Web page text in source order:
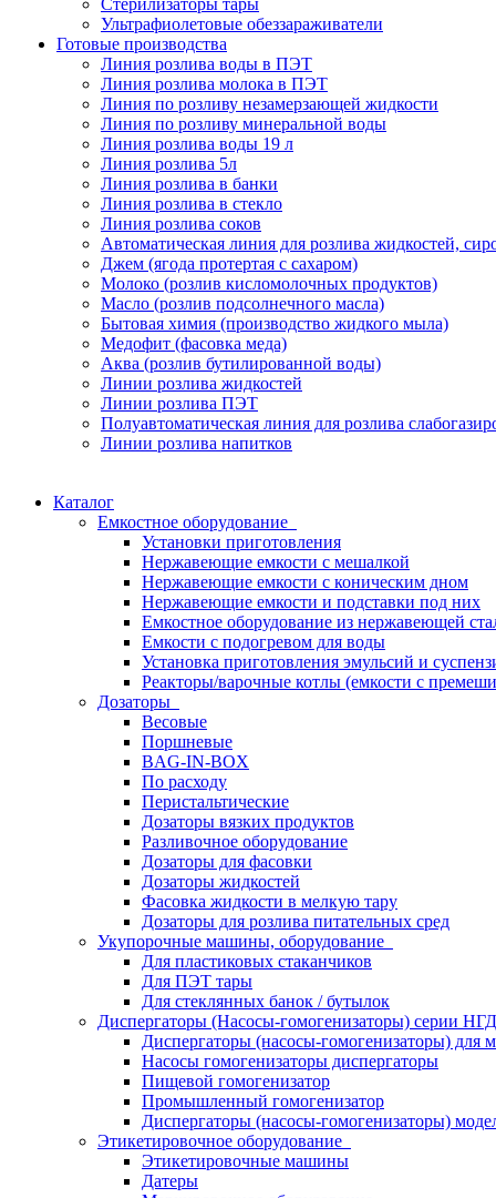
Стерилизаторы тары
Ультрафиолетовые обеззараживатели
Готовые производства
Линия розлива воды в ПЭТ
Линия розлива молока в ПЭТ
Линия по розливу незамерзающей жидкости
Линия по розливу минеральной воды
Линия розлива воды 19 л
Линия розлива 5л
Линия розлива в банки
Линия розлива в стекло
Линия розлива соков
Автоматическая линия для розлива жидкостей,
Джем (ягода протертая с сахаром)
Молоко (розлив кисломолочных продуктов)
Масло (розлив подсолнечного масла)
Бытовая химия (производство жидкого мыла)
Медофит (фасовка меда)
Аква (розлив бутилированной воды)
Линии розлива жидкостей
Линии розлива ПЭТ
Полуавтоматическая линия для розлива
Линии розлива напитков
Каталог
Емкостное оборудование
Установки приготовления
Нержавеющие емкости с мешалкой
Нержавеющие емкости с коническим дном
Нержавеющие емкости и подставки под них
Емкостное оборудование из нержавеющей
Емкости с подогревом для воды
Установка приготовления эмульсий и
Реакторы/варочные котлы (емкости с
Дозаторы
Весовые
Поршневые
BAG-IN-BOX
По расходу
Перистальтические
Дозаторы вязких продуктов
Разливочное оборудование
Дозаторы для фасовки
Дозаторы жидкостей
Фасовка жидкости в мелкую тару
Дозаторы для розлива питательных сред
Укупорочные машины, оборудование
Для пластиковых стаканчиков
Для ПЭТ тары
Для стеклянных банок / бутылок
Диспергаторы (Насосы-гомогенизаторы) серии НГД
Диспергаторы (насосы-гомогенизаторы) для
Насосы гомогенизаторы диспергаторы
Пищевой гомогенизатор
Промышленный гомогенизатор
Диспергаторы (насосы-гомогенизаторы)
Этикетировочное оборудование
Этикетировочные машины
Датеры